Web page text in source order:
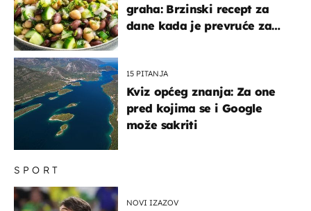
SPORT
NOVI IZAZOV
graha: Brzinski recept za
dane kada je prevruće za
15 PITANJA
Kviz općeg znanja: Za one
pred kojima se i Google
može sakriti